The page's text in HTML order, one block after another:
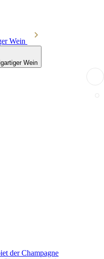
Wein
Wein
der Champagne